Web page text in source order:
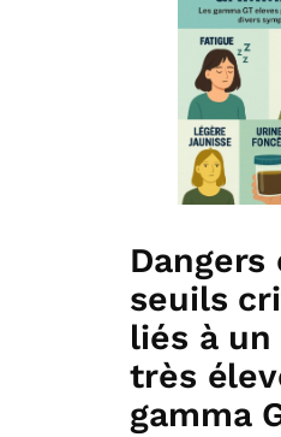
Dangers
seuils
liés à
très
gamma